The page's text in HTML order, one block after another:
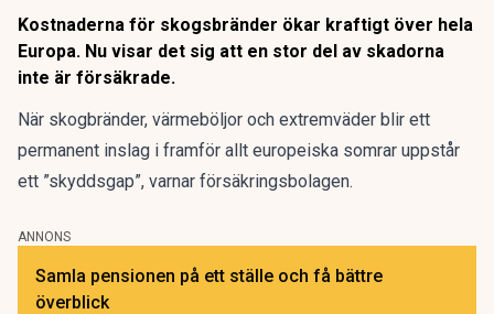
Kostnaderna för skogsbränder ökar kraftigt över hela
Europa. Nu visar det sig att en stor del av skadorna
inte är försäkrade.
När skogbränder, värmeböljor och extremväder blir ett
permanent inslag i framför allt europeiska somrar uppstår
ett ”skyddsgap”, varnar försäkringsbolagen.
ANNONS
Samla pensionen på ett ställe och få bättre
överblick